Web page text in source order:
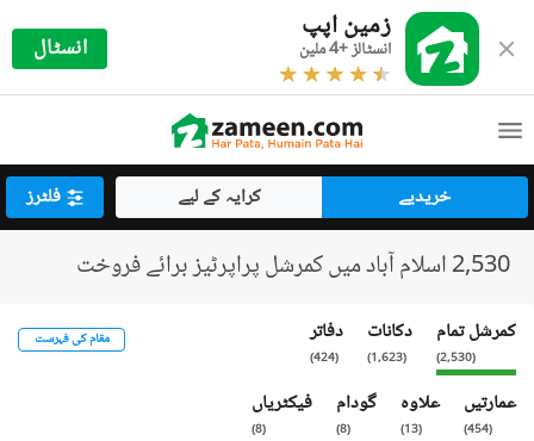
زمین اپپ
انسٹالز +4 ملین انسٹال
خریدیے کرایہ کے لیے فلٹرز
2,530 اسلام آباد میں کمرشل پراپرٹیز برائے فروخت
کمرشل تمام
(
2,530
)
دکانات
(
1,623
)
دفاتر
(
424
)
عمارتیں
(
454
)
علاوہ
(
13
)
گودام
(
8
)
فیکٹریاں
(
8
)
مقام کی فہرست